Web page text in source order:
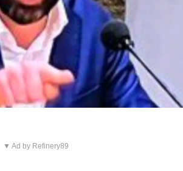
▼ Ad by Refinery89